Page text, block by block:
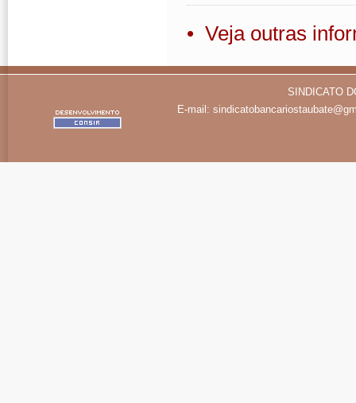
• Veja outras
SINDICATO
E-mail: